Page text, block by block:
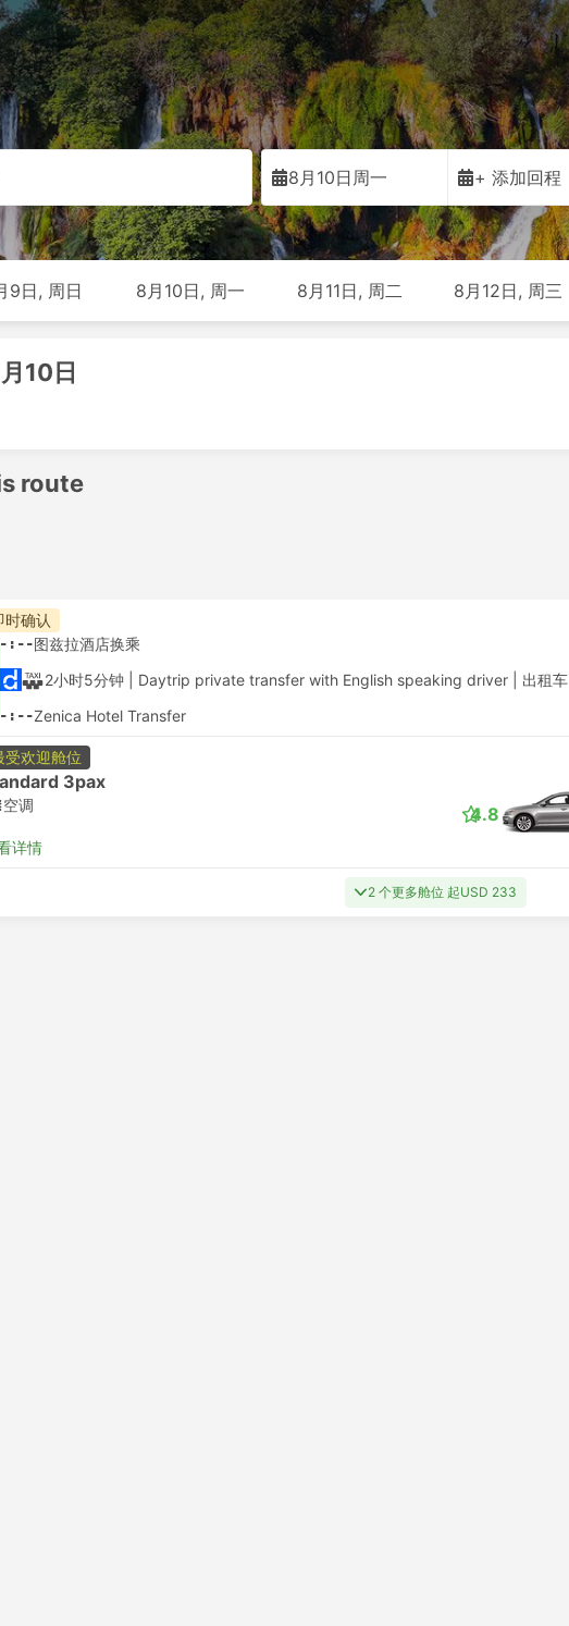
8月10日周一 + 添加回程
9日, 周日 8月10日, 周一 8月11日, 周二 8月12日, 周三
10日
route
时确认
:--图兹拉酒店换乘
2小时5分钟 | Daytrip private transfer with English speaking driver 出租车
:--Zenica Hotel Transfer
受欢迎舱位
3pax
空调
详情
4.8
2 个更多舱位 起USD 233